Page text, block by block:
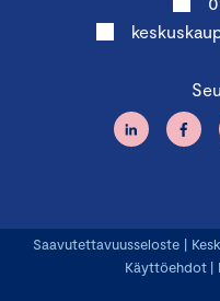
Saavutettavuusseloste |
Käyttöehdot |